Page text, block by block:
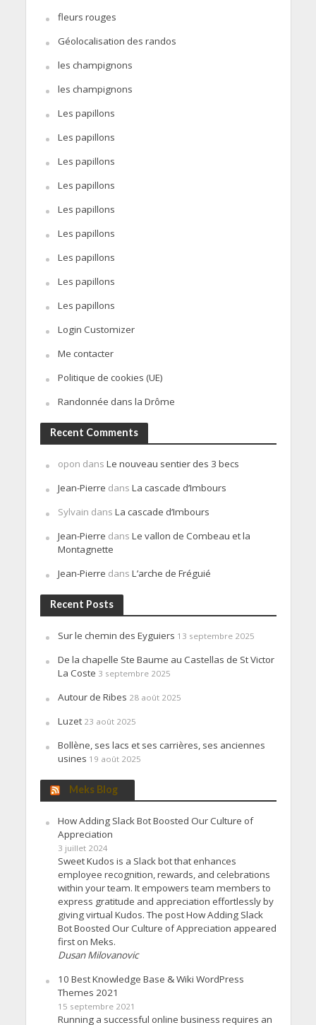
fleurs rouges
Géolocalisation des randos
les champignons
les champignons
Les papillons
Les papillons
Les papillons
Les papillons
Les papillons
Les papillons
Les papillons
Les papillons
Les papillons
Login Customizer
Me contacter
Politique de cookies (UE)
Randonnée dans la Drôme
Recent Comments
opon dans Le nouveau sentier des 3 becs
Jean-Pierre dans La cascade d’Imbours
Sylvain dans La cascade d’Imbours
Jean-Pierre dans Le vallon de Combeau et la
Montagnette
Jean-Pierre dans L’arche de Fréguié
Recent Posts
Sur le chemin des Eyguiers 13 septembre 2025
De la chapelle Ste Baume au Castellas de St Victor
La Coste 3 septembre 2025
Autour de Ribes 28 août 2025
Luzet 23 août 2025
Bollène, ses lacs et ses carrières, ses anciennes
usines 19 août 2025
Meks Blog
How Adding Slack Bot Boosted Our Culture of
Appreciation
3 juillet 2024
Sweet Kudos is a Slack bot that enhances
employee recognition, rewards, and celebrations
within your team. It empowers team members to
express gratitude and appreciation effortlessly by
giving virtual Kudos. The post How Adding Slack
Bot Boosted Our Culture of Appreciation appeared
first on Meks.
Dusan Milovanovic
10 Best Knowledge Base & Wiki WordPress
Themes 2021
15 septembre 2021
Running a successful online business requires an